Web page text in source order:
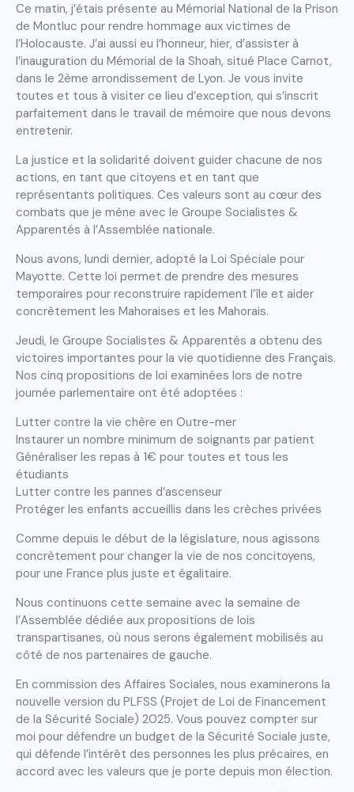
Ce matin, j’étais présente au Mémorial National de la Prison
de Montluc pour rendre hommage aux victimes de
l’Holocauste. J’ai aussi eu l’honneur, hier, d’assister à
l’inauguration du Mémorial de la Shoah, situé Place Carnot,
dans le 2ème arrondissement de Lyon. Je vous invite
toutes et tous à visiter ce lieu d’exception, qui s’inscrit
parfaitement dans le travail de mémoire que nous devons
entretenir.
La justice et la solidarité doivent guider chacune de nos
actions, en tant que citoyens et en tant que
représentants politiques. Ces valeurs sont au cœur des
combats que je mène avec le Groupe Socialistes &
Apparentés à l’Assemblée nationale.
Nous avons, lundi dernier, adopté la Loi Spéciale pour
Mayotte. Cette loi permet de prendre des mesures
temporaires pour reconstruire rapidement l’île et aider
concrètement les Mahoraises et les Mahorais.
Jeudi, le Groupe Socialistes & Apparentés a obtenu des
victoires importantes pour la vie quotidienne des Français.
Nos cinq propositions de loi examinées lors de notre
journée parlementaire ont été adoptées :
Lutter contre la vie chère en Outre-mer
Instaurer un nombre minimum de soignants par patient
Généraliser les repas à 1€ pour toutes et tous les
étudiants
Lutter contre les pannes d’ascenseur
Protéger les enfants accueillis dans les crèches privées
Comme depuis le début de la législature, nous agissons
concrètement pour changer la vie de nos concitoyens,
pour une France plus juste et égalitaire.
Nous continuons cette semaine avec la semaine de
l’Assemblée dédiée aux propositions de lois
transpartisanes, où nous serons également mobilisés au
côté de nos partenaires de gauche.
En commission des Affaires Sociales, nous examinerons la
nouvelle version du PLFSS (Projet de Loi de Financement
de la Sécurité Sociale) 2025. Vous pouvez compter sur
moi pour défendre un budget de la Sécurité Sociale juste,
qui défende l’intérêt des personnes les plus précaires, en
accord avec les valeurs que je porte depuis mon élection.